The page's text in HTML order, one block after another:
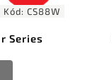
Kód: CS88W
Series